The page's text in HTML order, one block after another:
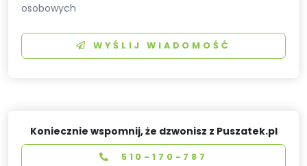
osobowych
WYŚLIJ WIADOMOŚĆ
Koniecznie wspomnij, że dzwonisz z Puszatek.pl
510-170-787